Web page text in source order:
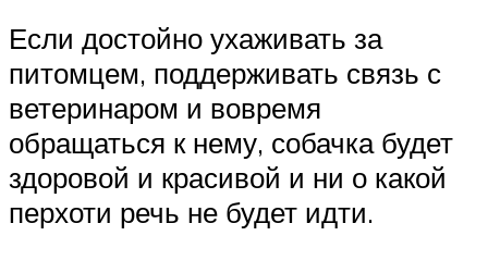
Если достойно ухаживать за
питомцем, поддерживать связь с
ветеринаром и вовремя
обращаться к нему, собачка будет
здоровой и красивой и ни о какой
перхоти речь не будет идти.